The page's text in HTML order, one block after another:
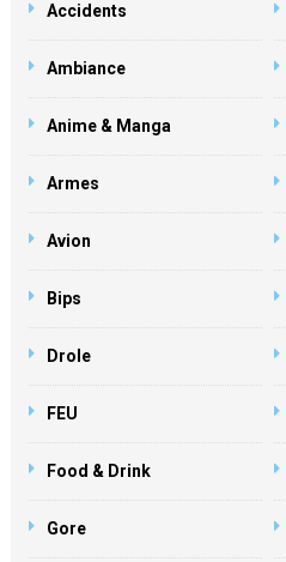
Accidents
Ambiance
Anime & Manga
Armes
Avion
Bips
Drole
FEU
Food & Drink
Gore